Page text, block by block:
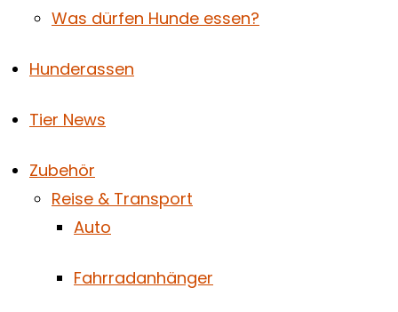
Was dürfen Hunde essen?
Hunderassen
Tier News
Zubehör
Reise & Transport
Auto
Fahrradanhänger